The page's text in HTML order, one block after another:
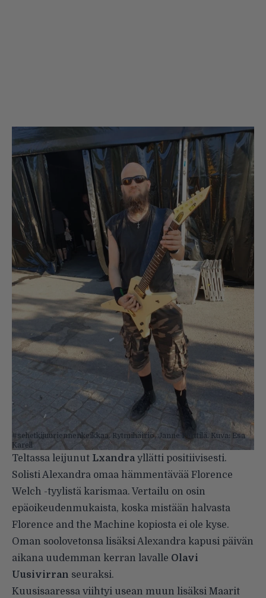
#sehetkijuuriennenkeikkaa. Rytmihäiriö, Janne Perttilä. Kuva: Esa
Karell
Teltassa leijunut Lxandrayllätti positiivisesti.
SolistiAlexandra omaa hämmentävää Florence
Welch -tyylistä karismaa. Vertailu on osin
epäoikeudenmukaista, koska mistään halvasta
Florence and the Machine kopiosta ei ole kyse.
Oman soolovetonsa lisäksi Alexandra kapusi päivän
aikana uudemman kerran lavalle Olavi
Uusivirran seuraksi.
Kuusisaaressa viihtyi usean muun lisäksi Maarit